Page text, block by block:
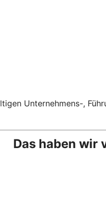
Unternehmens-,
Das haben wir